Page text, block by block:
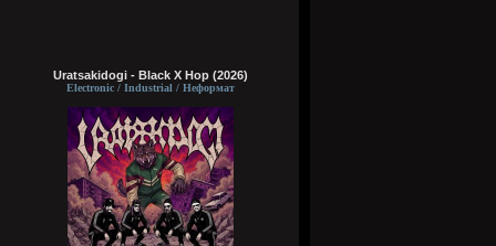
Uratsakidogi - Black X Hop (2026)
Electronic / Industrial / Неформат